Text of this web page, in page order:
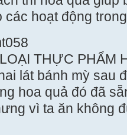
hoạt động
.
THỰC PHẨM
lát bánh mỳ sau
hoa quả đó đã
vì ta ăn không